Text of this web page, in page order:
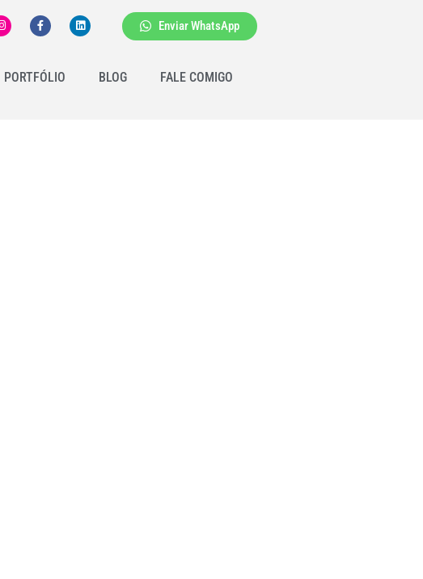
Enviar WhatsApp
PORTFÓLIO BLOG FALE COMIGO